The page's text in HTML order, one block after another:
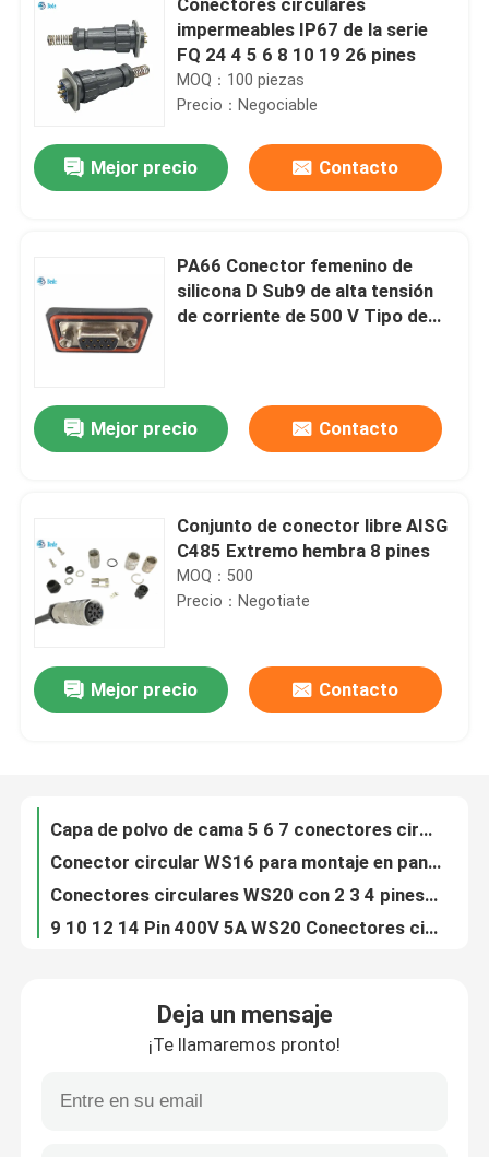
Productos
Sobre nosotros
Contacta con nosotros
Noticias
impermeables IP67 de la serie
FQ 24 4 5 6 8 10 19 26 pines
MOQ：100 piezas
Precio：Negociable
Mejor precio Contacto
PA66 Conector femenino de
silicona D Sub9 de alta tensión
de corriente de 500 V Tipo de
Mejor precio Contacto
Conjunto de conector libre AISG
C485 Extremo hembra 8 pines
MOQ：500
Precio：Negotiate
Mejor precio Contacto
9 10 12 14 Pin 400V 5A WS20 Conectores circulares con brida cuadrada y cubierta de polvo
Deja un mensaje
¡Te llamaremos pronto!